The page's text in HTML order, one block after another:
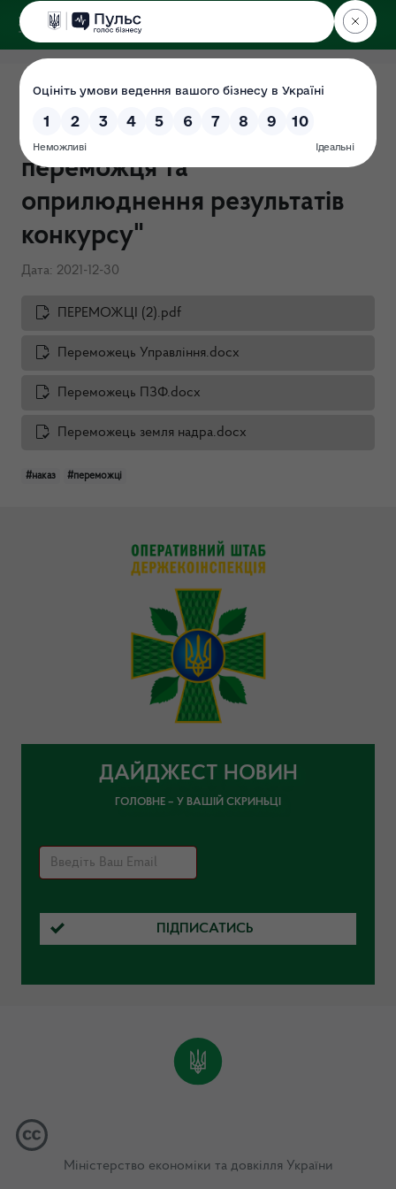
ДЕРЖЕКОІНСПЕКЦІЯ
Поліського округу
Наказ від 30.12.2021р. №387-
ОС "Про призначення
переможця та
оприлюднення результатів
конкурсу"
Дата: 2021-12-30
ПЕРЕМОЖЦІ (2).pdf
Переможець Управління.docx
Переможець ПЗФ.docx
Переможець земля надра.docx
#наказ #переможці
ДАЙДЖЕСТ НОВИН
ГОЛОВНЕ – У ВАШІЙ СКРИНЬЦІ
ПІДПИСАТИСЬ
Міністерство економіки та довкілля України